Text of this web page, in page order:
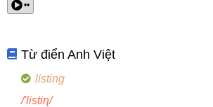
••
Từ điển Anh Việt
listing
/'listiɳ/